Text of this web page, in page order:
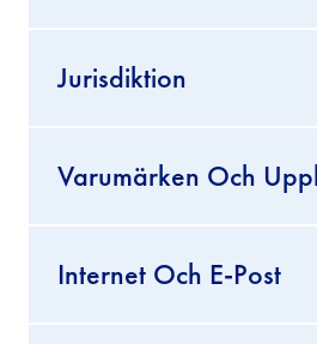
Jurisdiktion
Varumärken Och
Internet Och E-Post